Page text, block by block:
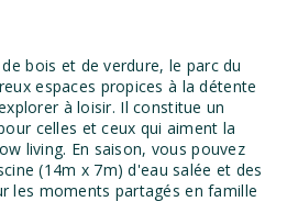
bois et de verdure, le parc du
espaces propices à la détente
à loisir. Il constitue un
celles et ceux qui aiment la
living. En saison, vous pouvez
(14m x 7m) d'eau salée et des
les moments partagés en famille